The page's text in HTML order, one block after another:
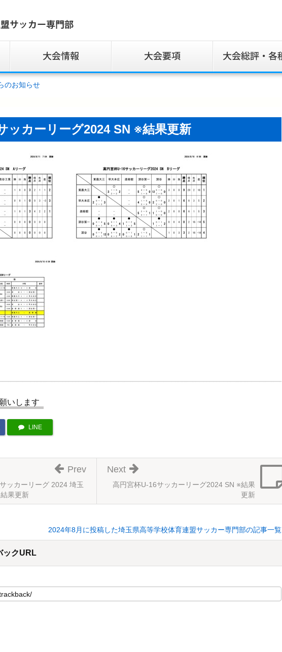
のお知らせ
ッカーリーグ2024 SN ※結果更新
いします
LINE
高円宮杯U-16サッカーリーグ2024 SN ※結果
更新
Next
ッカーリーグ 2024 埼玉
果更新
Prev
2024年8月に投稿した埼玉県高等学校体育連盟サッカー専門部の記事一覧
ックURL